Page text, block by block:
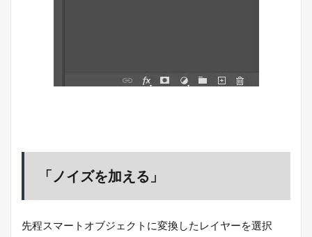
「ノイズを加える」
先程スマートオブジェクトに変換したレイヤーを選択